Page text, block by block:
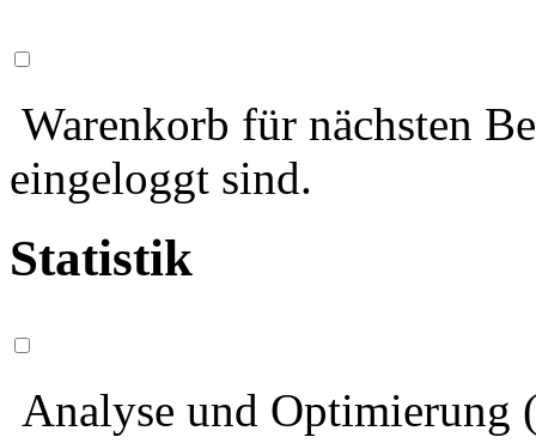
Warenkorb für nächsten
eingeloggt sind.
Statistik
Analyse und Optimierung